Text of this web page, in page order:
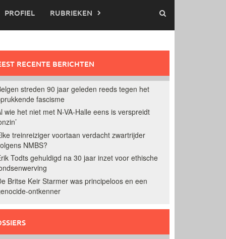
PROFIEL RUBRIEKEN
RECENTE BERICHTEN
streden 90 jaar geleden reeds tegen het
fascisme
wie het niet met N-VA-Halle eens is verspreidt
treinreiziger voortaan verdacht zwartrijder
NMBS?
Todts gehuldigd na 30 jaar inzet voor ethische
Britse Keir Starmer was principeloos en een
ontkenner